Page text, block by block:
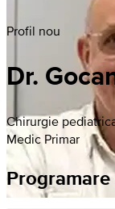
Profil nou
Dr.
Chirurgie
Medic Primar